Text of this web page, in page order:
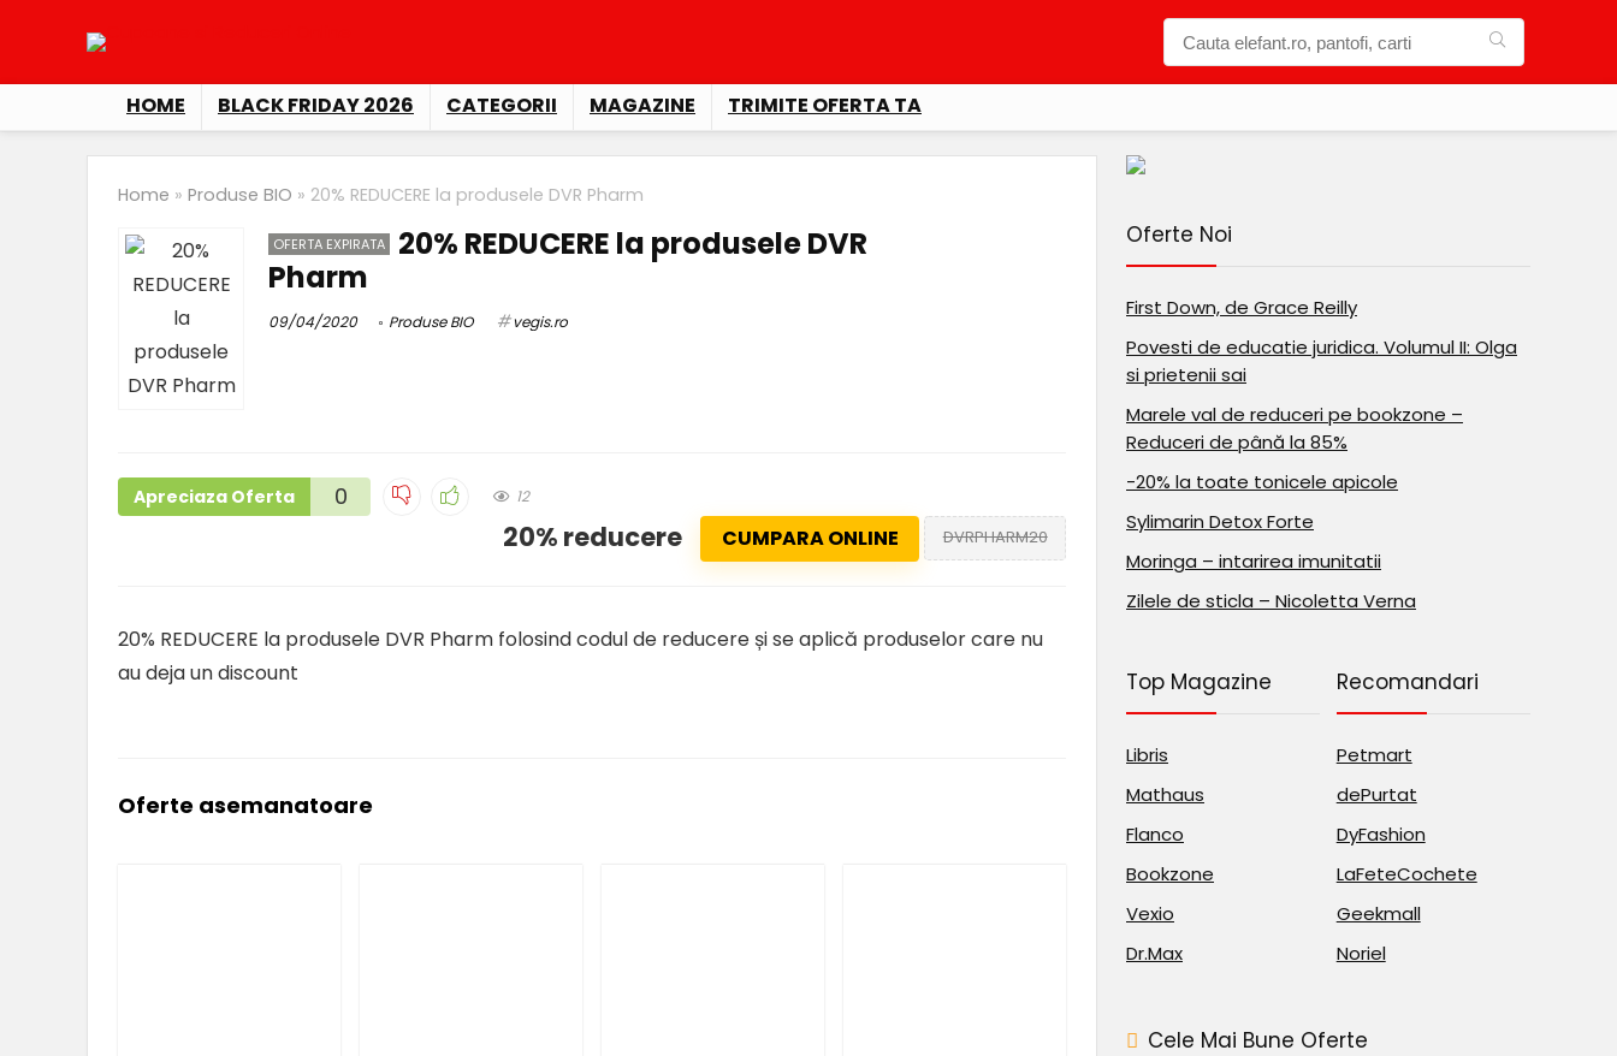
HOME BLACK FRIDAY 2026 CATEGORII MAGAZINE TRIMITE OFERTA TA
Home » Produse BIO » 20% REDUCERE la produsele DVR Pharm
OFERTA EXPIRATA
20% REDUCERE la produsele DVR
Pharm
09/04/2020 Produse BIO vegis.ro
Apreciaza Oferta 0 12
20% reducere CUMPARA ONLINE DVRPHARM20
20% REDUCERE la produsele DVR Pharm folosind codul de reducere și se aplică produselor care nu
au deja un discount
Oferte asemanatoare
Oferte Noi
First Down, de Grace Reilly
Povesti de educatie juridica. Volumul II: Olga
si prietenii sai
Marele val de reduceri pe bookzone –
Reduceri de până la 85%
-20% la toate tonicele apicole
Sylimarin Detox Forte
Moringa – intarirea imunitatii
Zilele de sticla – Nicoletta Verna
Top Magazine
Libris
Mathaus
Flanco
Bookzone
Vexio
Dr.Max
Recomandari
Petmart
dePurtat
DyFashion
LaFeteCochete
Geekmall
Noriel
Cele Mai Bune Oferte